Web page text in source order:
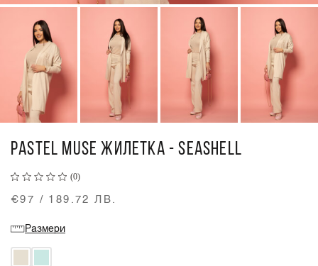
PASTEL MUSE ЖИЛЕТКА - SEASHELL
(0)
€97 / 189.72 ЛВ.
Размери